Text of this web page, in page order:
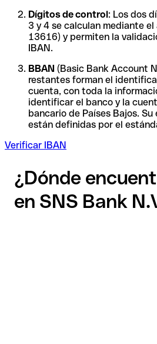
Dígitos de control: Los dos
3 y 4 se calculan mediante
13616) y permiten la
IBAN.
BBAN (Basic Bank Account
restantes forman el
cuenta, con toda la
identificar el banco y la
bancario de Países Bajos.
están definidas por el
Verificar IBAN
¿Dónde
en SNS Bank